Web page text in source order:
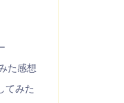
た感想
てみた